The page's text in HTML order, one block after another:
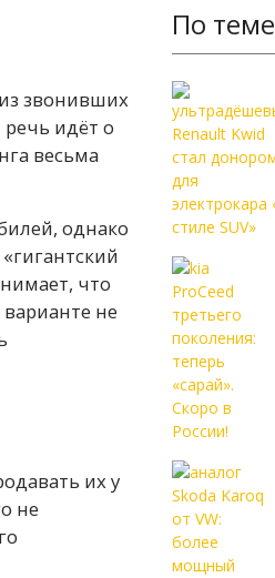
звонивших
идёт о
весьма
однако
что
не
их у
не
По теме